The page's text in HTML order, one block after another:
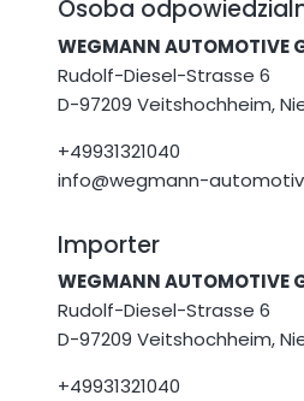
Osoba
WEGMANN AUTOMOTIVE
Rudolf-Diesel-Strasse 6
D-97209 Veitshochheim,
+49931321040
info@wegmann-
Importer
WEGMANN AUTOMOTIVE
Rudolf-Diesel-Strasse 6
D-97209 Veitshochheim,
+49931321040